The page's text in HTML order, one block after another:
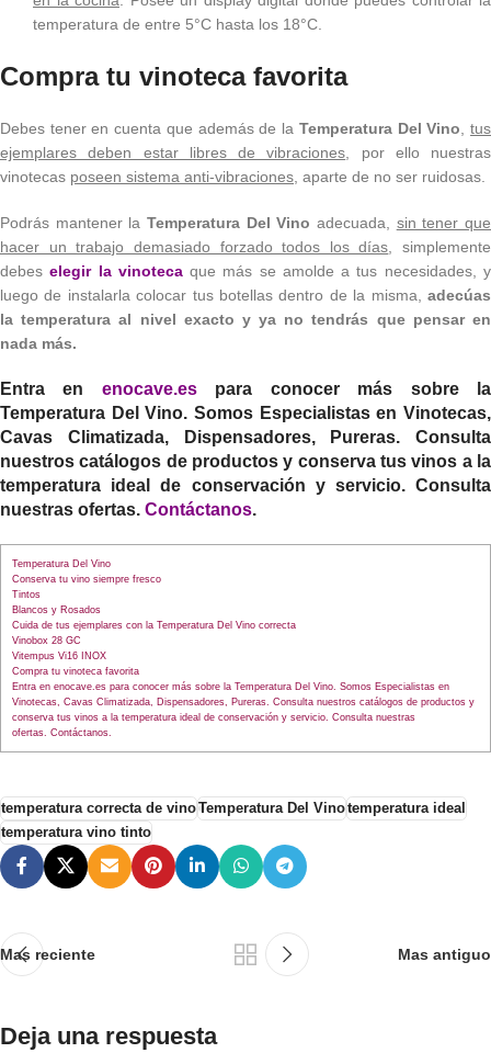
temperatura de entre 5°C hasta los 18°C.
Compra tu vinoteca favorita
Debes tener en cuenta que además de la Temperatura Del Vino,tus
ejemplares deben estar libres de vibraciones, por ello nuestras
vinotecas poseen sistema anti-vibraciones, aparte de no ser ruidosas.
Podrás mantener la Temperatura Del Vino adecuada, sin tener que
hacer un trabajo demasiado forzado todos los días, simplemente
debeselegir la vinotecaque más se amolde a tus necesidades, y
luego de instalarla colocar tus botellas dentro de la misma, adecúas
la temperatura al nivel exacto y ya no tendrás que pensar en
nada más.
Entra en enocave.espara conocer más sobre la
Temperatura Del Vino. Somos Especialistas en Vinotecas,
Cavas Climatizada, Dispensadores, Pureras. Consulta
nuestros catálogos de productos y conserva tus vinos a la
temperatura ideal de conservación y servicio. Consulta
nuestras ofertas. Contáctanos.
Temperatura Del Vino
Conserva tu vino siempre fresco
Tintos
Blancos y Rosados
Cuida de tus ejemplares con la Temperatura Del Vino correcta
Vinobox 28 GC
Vitempus Vi16 INOX
Compra tu vinoteca favorita
Entra en enocave.es para conocer más sobre la Temperatura Del Vino. Somos Especialistas en
Vinotecas, Cavas Climatizada, Dispensadores, Pureras. Consulta nuestros catálogos de productos y
conserva tus vinos a la temperatura ideal de conservación y servicio. Consulta nuestras
ofertas. Contáctanos.
temperatura correcta de vinoTemperatura Del Vinotemperatura ideal
temperatura vino tinto
Mas reciente Mas antiguo
Deja una respuesta